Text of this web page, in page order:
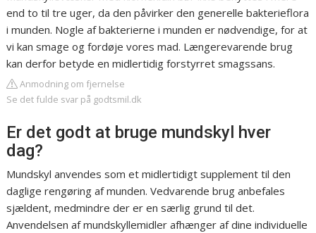
end to til tre uger, da den påvirker den generelle bakterieflora
i munden. Nogle af bakterierne i munden er nødvendige, for at
vi kan smage og fordøje vores mad. Længerevarende brug
kan derfor betyde en midlertidig forstyrret smagssans.
Anmodning om fjernelse
Se det fulde svar på godtsmil.dk
Er det godt at bruge mundskyl hver
dag?
Mundskyl anvendes som et midlertidigt supplement til den
daglige rengøring af munden. Vedvarende brug anbefales
sjældent, medmindre der er en særlig grund til det.
Anvendelsen af mundskyllemidler afhænger af dine individuelle